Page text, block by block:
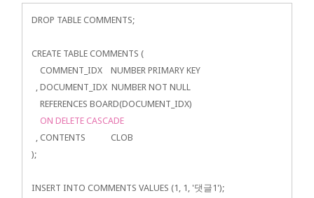
DROP TABLE COMMENTS;
CREATE TABLE COMMENTS (
COMMENT_IDX NUMBER PRIMARY KEY
, DOCUMENT_IDX NUMBER NOT NULL
REFERENCES BOARD(DOCUMENT_IDX)
ON DELETE CASCADE
, CONTENTS CLOB
);
INSERT INTO COMMENTS VALUES (1, 1, '댓글1');